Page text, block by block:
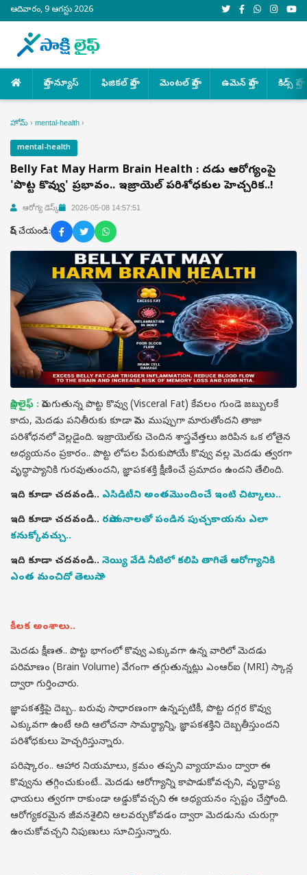
ఆదివారం, 9 ఆగస్టు 2026
హెల్త్ న్యూస్ ఫిజికల్ హెల్త్ మెంటల్ హెల్త్ ఉమెన్ హెల్త్ కిడ్స్ హెల్త్
హోమ్ › mental-health ›
mental-health
Belly Fat May Harm Brain Health : మెదడు ఆరోగ్యంపై
'పొట్ట కొవ్వు' ప్రభావం.. ఇజ్రాయెల్ పరిశోధకుల హెచ్చరిక..!
ఆరోగ్య డెస్క్ 2026-05-08 14:57:51
షేర్ చేయండి:
సాక్షి లైఫ్ : పెరుగుతున్న పొట్ట కొవ్వు (Visceral Fat) కేవలం గుండె జబ్బులకే
కాదు, మెదడు పనితీరుకు కూడా పెను ముప్పుగా మారుతోందని తాజా
పరిశోధనలో వెల్లడైంది. ఇజ్రాయెల్‌కు చెందిన శాస్త్రవేత్తలు జరిపిన ఒక లోతైన
అధ్యయనం ప్రకారం.. పొట్ట లోపల పేరుకుపోయే కొవ్వు వల్ల మెదడు త్వరగా
వృద్ధాప్యానికి గురవుతుందని, జ్ఞాపకశక్తి క్షీణించే ప్రమాదం ఉందని తేలింది.
ఇది కూడా చదవండి.. ఎసిడిటీని అంతమొందించే ఇంటి చిట్కాలు..
ఇది కూడా చదవండి.. రసాయనాలతో పండిన పుచ్చకాయను ఎలా
కనుక్కోవచ్చు..
ఇది కూడా చదవండి.. నెయ్యి వేడి నీటిలో కలిపి తాగితే ఆరోగ్యానికి
ఎంత మంచిదో తెలుసా..?
కీలక అంశాలు..
మెదడు క్షీణత.. పొట్ట భాగంలో కొవ్వు ఎక్కువగా ఉన్న వారిలో మెదడు
పరిమాణం (Brain Volume) వేగంగా తగ్గుతున్నట్లు ఎంఆర్ఐ (MRI) స్కాన్ల
ద్వారా గుర్తించారు.
జ్ఞాపకశక్తిపై దెబ్బ.. బరువు సాధారణంగా ఉన్నప్పటికీ, పొట్ట దగ్గర కొవ్వు
ఎక్కువగా ఉంటే అది ఆలోచనా సామర్థ్యాన్ని, జ్ఞాపకశక్తిని దెబ్బతీస్తుందని
పరిశోధకులు హెచ్చరిస్తున్నారు.
పరిష్కారం.. ఆహార నియమాలు, క్రమం తప్పని వ్యాయామం ద్వారా ఈ
కొవ్వును తగ్గించుకుంటే.. మెదడు ఆరోగ్యాన్ని కాపాడుకోవచ్చని, వృద్ధాప్య
ఛాయలు త్వరగా రాకుండా అడ్డుకోవచ్చని ఈ అధ్యయనం స్పష్టం చేస్తోంది.
ఆరోగ్యకరమైన జీవనశైలిని అలవర్చుకోవడం ద్వారా మెదడును చురుగ్గా
ఉంచుకోవచ్చని నిపుణులు సూచిస్తున్నారు.